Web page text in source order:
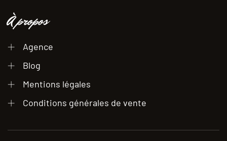
À propos
Agence
Blog
Mentions légales
Conditions générales de vente